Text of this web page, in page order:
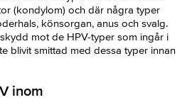
(kondylom) och där några typer
könsorgan, anus och svalg.
mot de HPV-typer som ingår i
blivit smittad med dessa typer innan
inom